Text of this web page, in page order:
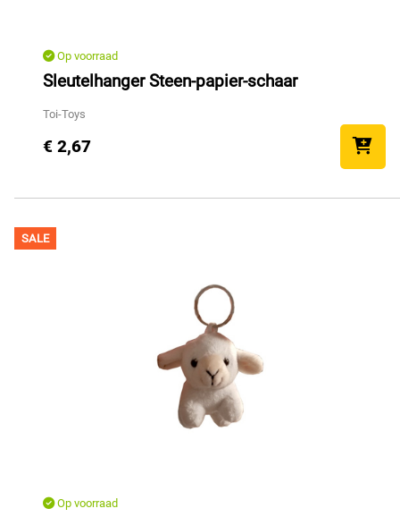
Op voorraad
Sleutelhanger Steen-papier-schaar
Toi-Toys
€ 2,67
SALE
Op voorraad